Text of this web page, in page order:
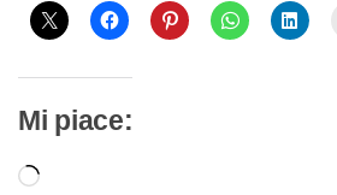
Mi piace:
Caricamento